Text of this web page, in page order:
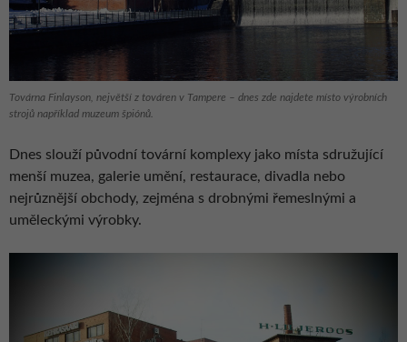
Továrna Finlayson, největší z továren v Tampere – dnes zde najdete místo výrobních
strojů například muzeum špiónů.
Dnes slouží původní tovární komplexy jako místa sdružující
menší muzea, galerie umění, restaurace, divadla nebo
nejrůznější obchody, zejména s drobnými řemeslnými a
uměleckými výrobky.